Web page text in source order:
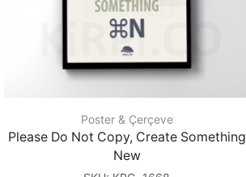
Poster & Çerçeve
Please Do Not Copy, Create Something
New